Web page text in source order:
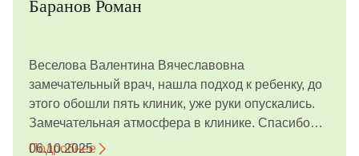
Баранов Роман
Веселова Валентина Вячеславовна
замечательный врач, нашла подход к ребенку, до
этого обошли пять клиник, уже руки опускались.
Замечательная атмосфера в клинике. Спасибо
Валентине Вячеславовне!
Подробнее
06.10.2025